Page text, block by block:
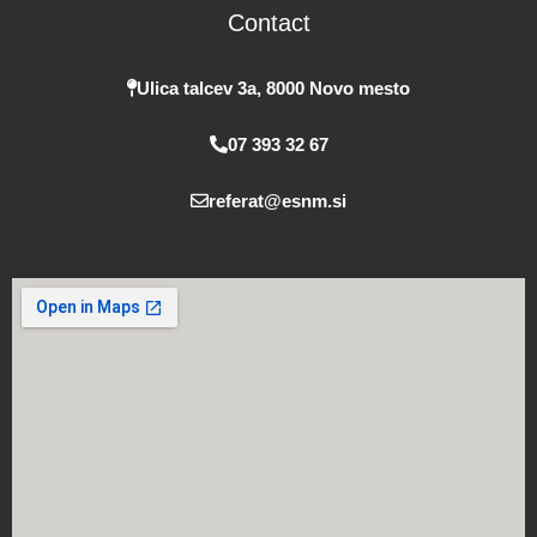
k
b
a
Contact
Ulica talcev 3a, 8000 Novo mesto
07 393 32 67
referat@esnm.si